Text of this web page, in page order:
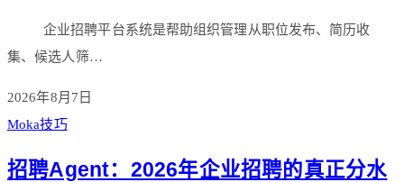
企业招聘平台系统是帮助组织管理从职位发布、简历收
集、候选人筛…
2026年8月7日
Moka技巧
招聘Agent：2026年企业招聘的真正分水